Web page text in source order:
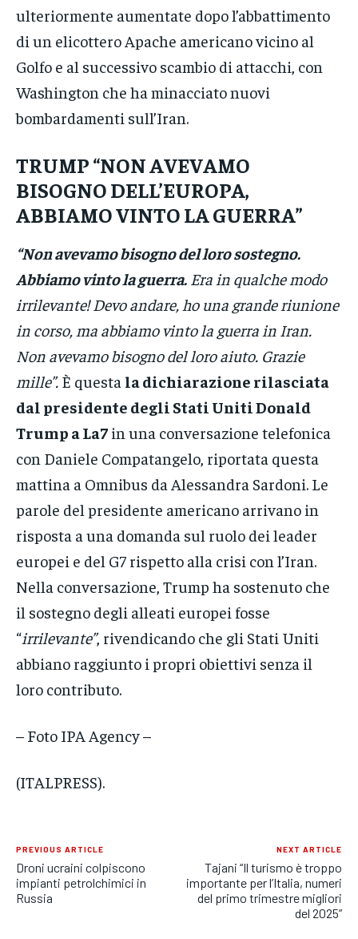
ulteriormente aumentate dopo l’abbattimento
di un elicottero Apache americano vicino al
Golfo e al successivo scambio di attacchi, con
Washington che ha minacciato nuovi
bombardamenti sull’Iran.
TRUMP “NON AVEVAMO
BISOGNO DELL’EUROPA,
ABBIAMO VINTO LA GUERRA”
“Non avevamo bisogno del loro sostegno.
Abbiamo vinto la guerra. Era in qualche modo
irrilevante! Devo andare, ho una grande riunione
in corso, ma abbiamo vinto la guerra in Iran.
Non avevamo bisogno del loro aiuto. Grazie
mille”. È questa la dichiarazione rilasciata
dal presidente degli Stati Uniti Donald
Trump a La7 in una conversazione telefonica
con Daniele Compatangelo, riportata questa
mattina a Omnibus da Alessandra Sardoni. Le
parole del presidente americano arrivano in
risposta a una domanda sul ruolo dei leader
europei e del G7 rispetto alla crisi con l’Iran.
Nella conversazione, Trump ha sostenuto che
il sostegno degli alleati europei fosse
“irrilevante”, rivendicando che gli Stati Uniti
abbiano raggiunto i propri obiettivi senza il
loro contributo.
– Foto IPA Agency –
(ITALPRESS).
PREVIOUS ARTICLE
Droni ucraini colpiscono
impianti petrolchimici in
Russia
NEXT ARTICLE
Tajani “Il turismo è troppo
importante per l’Italia, numeri
del primo trimestre migliori
del 2025”